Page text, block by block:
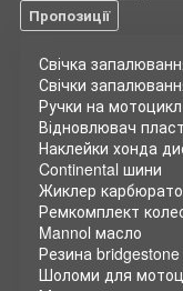
надійності. Ми
виробниками, що
Купівля
можете зробити
ознайомитися з
свій вибір без
доставку та
Пропозиції
Свічка
Свічки
Ручки на мотоцикл
Відновлювач
Наклейки хонда
Continental шини
Жиклер
Ремкомплект
Mannol масло
Резина bridgestone
Шоломи для